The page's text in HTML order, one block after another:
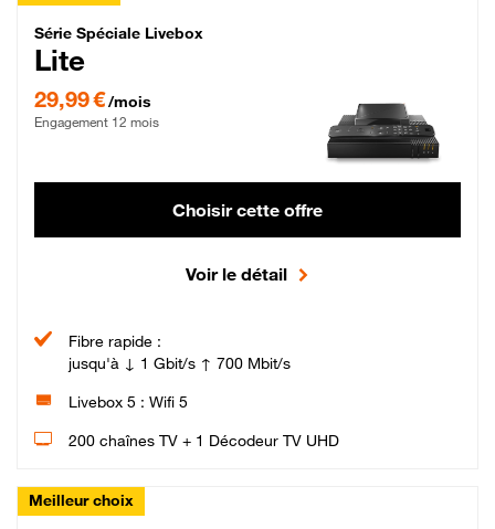
Série Spéciale Livebox Lite Fibre
Série Spéciale Livebox
Lite
29,99 €/mois
Engagement 12 mois
Choisir cette offre
Voir le détail
Fibre rapide :
jusqu'à ↓ 1 Gbit/s ↑ 700 Mbit/s
Livebox 5 : Wifi 5
200 chaînes TV + 1 Décodeur TV UHD
Meilleur choix